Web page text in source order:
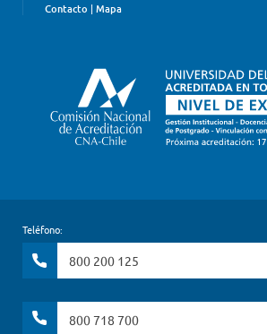
Contacto | Mapa
Teléfono:
800 200 125
800 718 700